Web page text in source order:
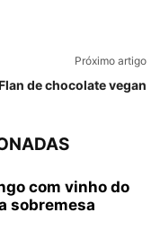
Próximo artigo
de chocolate vegan
com vinho do
sobremesa